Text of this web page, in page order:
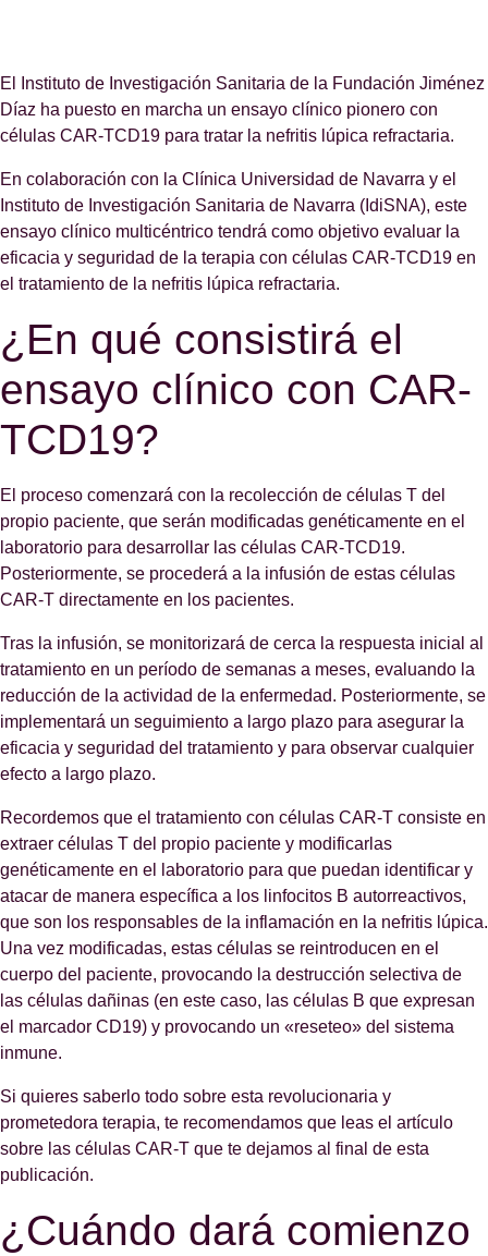
El Instituto de Investigación Sanitaria de la Fundación Jiménez
Díaz ha puesto en marcha un ensayo clínico pionero con
células CAR-TCD19 para tratar la nefritis lúpica refractaria.
En colaboración con la Clínica Universidad de Navarra y el
Instituto de Investigación Sanitaria de Navarra (IdiSNA), este
ensayo clínico multicéntrico tendrá como objetivo evaluar la
eficacia y seguridad de la terapia con células CAR-TCD19 en
el tratamiento de la nefritis lúpica refractaria.
¿En qué consistirá el
ensayo clínico con CAR-
TCD19?
El proceso comenzará con la recolección de células T del
propio paciente, que serán modificadas genéticamente en el
laboratorio para desarrollar las células CAR-TCD19.
Posteriormente, se procederá a la infusión de estas células
CAR-T directamente en los pacientes.
Tras la infusión, se monitorizará de cerca la respuesta inicial al
tratamiento en un período de semanas a meses, evaluando la
reducción de la actividad de la enfermedad. Posteriormente, se
implementará un seguimiento a largo plazo para asegurar la
eficacia y seguridad del tratamiento y para observar cualquier
efecto a largo plazo.
Recordemos que el tratamiento con células CAR-T consiste en
extraer células T del propio paciente y modificarlas
genéticamente en el laboratorio para que puedan identificar y
atacar de manera específica a los linfocitos B autorreactivos,
que son los responsables de la inflamación en la nefritis lúpica.
Una vez modificadas, estas células se reintroducen en el
cuerpo del paciente, provocando la destrucción selectiva de
las células dañinas (en este caso, las células B que expresan
el marcador CD19) y provocando un «reseteo» del sistema
inmune.
Si quieres saberlo todo sobre esta revolucionaria y
prometedora terapia, te recomendamos que leas el artículo
sobre las células CAR-T que te dejamos al final de esta
publicación.
¿Cuándo dará comienzo